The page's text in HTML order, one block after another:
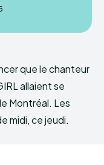
que le chanteur
allaient se
Montréal. Les
midi, ce jeudi.